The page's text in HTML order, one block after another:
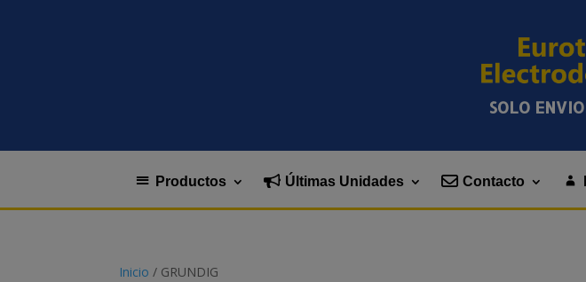
SOLO
Productos Últimas Unidades Contacto
Inicio / GRUNDIG